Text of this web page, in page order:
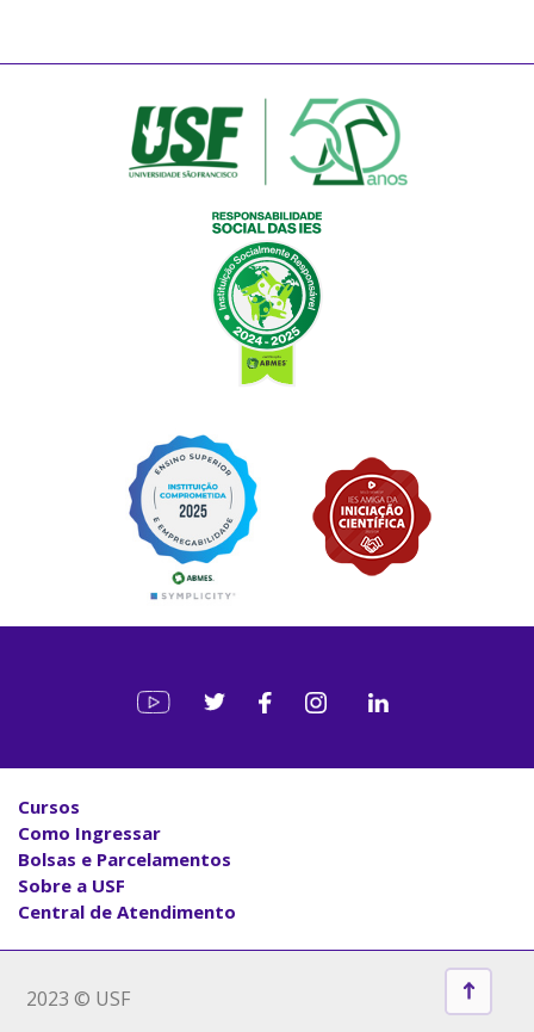
Cursos
Como Ingressar
Bolsas e Parcelamentos
Sobre a USF
Central de Atendimento
2023 © USF